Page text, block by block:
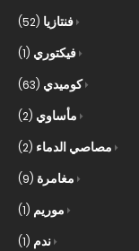
فنتازيا (52)
فيكتوري (1)
كوميدي (63)
مأساوي (2)
مصاصي الدماء (2)
مغامرة (9)
موريم (1)
ندم (1)